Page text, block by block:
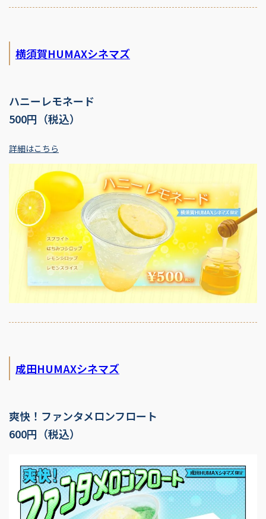
横須賀HUMAXシネマズ
ハニーレモネード
500円（税込）
詳細はこちら
成田HUMAXシネマズ
爽快！ファンタメロンフロート
600円（税込）